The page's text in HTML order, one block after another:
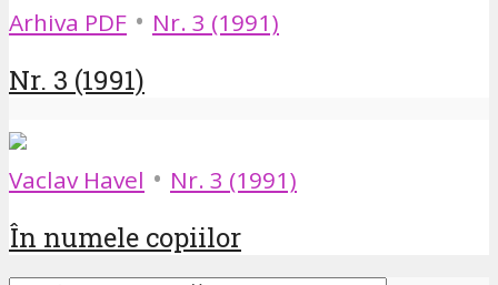
Arhiva PDF • Nr. 3 (1991)
Nr. 3 (1991)
Vaclav Havel • Nr. 3 (1991)
În numele copiilor